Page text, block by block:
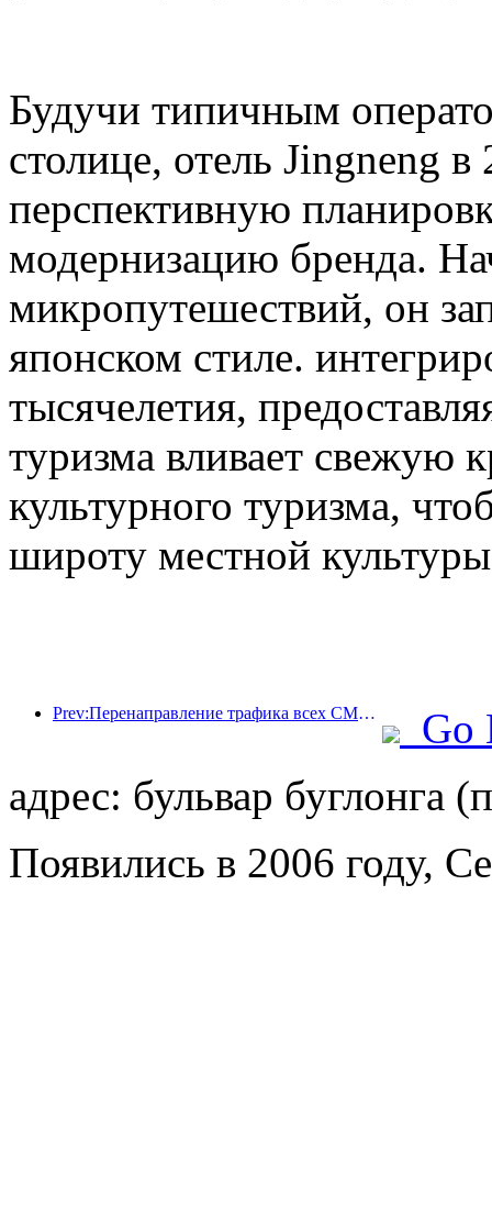
Будучи типичным
столице, отель Jingneng в
перспективную
модернизацию бренда.
микропутешествий, он
японском стиле.
тысячелетия,
туризма вливает свежую
культурного туризма,
широту местной
Prev:Перенаправление трафика всех СМИ помогает старым магазинам омолодиться и создает новую модель «нулевого роста»
Go
адрес: бульвар буглонга
Появились в 2006 году,